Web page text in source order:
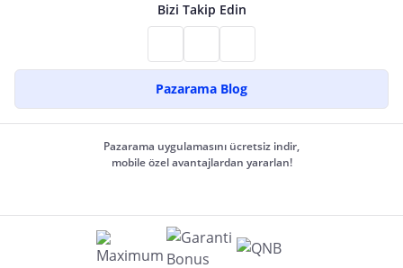
Bizi Takip Edin
Pazarama Blog
Pazarama uygulamasını ücretsiz indir,
mobile özel avantajlardan yararlan!